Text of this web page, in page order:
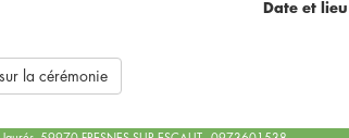
Date et
la cérémonie